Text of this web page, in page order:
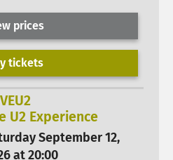
prices
tickets
U2 Experience
September 12,
at 20:00